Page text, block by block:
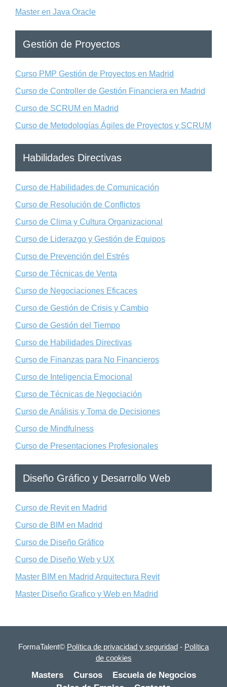
Master en Java Oracle
Gestión de Proyectos
Curso PMP Gestión de Proyectos en Madrid
Curso de Controller de Gestión Financiera en Madrid
Curso de SCRUM en Madrid
Curso de Metodologías Ágiles de Proyectos y SCRUM
Habilidades Directivas
Curso de Habilidades de Comunicación
Curso de Resolución de Conflictos
Curso de Clima y Cultura Organizacional
Curso de Liderazgo y Gestión de Equipos
Curso de Prevención del Estrés
Curso de Técnicas de Venta
Curso de Negociaciones Eficaces
Curso de Gestión de Crisis y Cambio
Curso de Gestión del Tiempo
Curso de Habilidades Directivas
Curso de Finanzas para No Financieros
Curso de Inteligencia Emocional
Curso de Técnicas de Negociación
Curso de Análisis y Toma de Decisiones
Curso de Mindfulness
Curso de Presentaciones Profesionales
Diseño Gráfico y Desarrollo Web
Curso de Revit en Madrid
Curso de BIM en Madrid
Curso de Diseño Gráfico
Curso de Diseño Web y UX
Master BIM en Madrid Arquitectura Revit
Master Diseño Grafico y Web en Madrid
FormaTalent© Política de privacidad y seguridad - Política
de cookies
Masters Cursos
Escuela de Negocios